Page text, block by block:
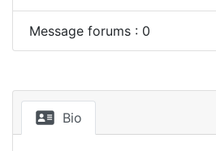
Message forums : 0
Bio